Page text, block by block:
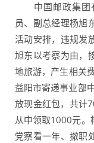
中国邮政集团
员、副总经理杨旭
活动安排，违规发
旭东以考察为由，
地旅游，产生相关
益阳市寄递事业部
放现金红包，共计
从中领取1000元。
党察看一年、撤职